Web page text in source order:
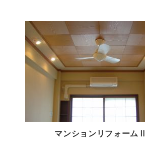
マンションリフォームⅡ